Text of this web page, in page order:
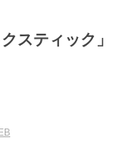
スティック」